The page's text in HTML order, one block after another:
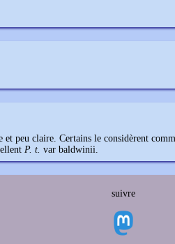
et peu claire. Certains le considèrent
P. t. var baldwinii.
suivre